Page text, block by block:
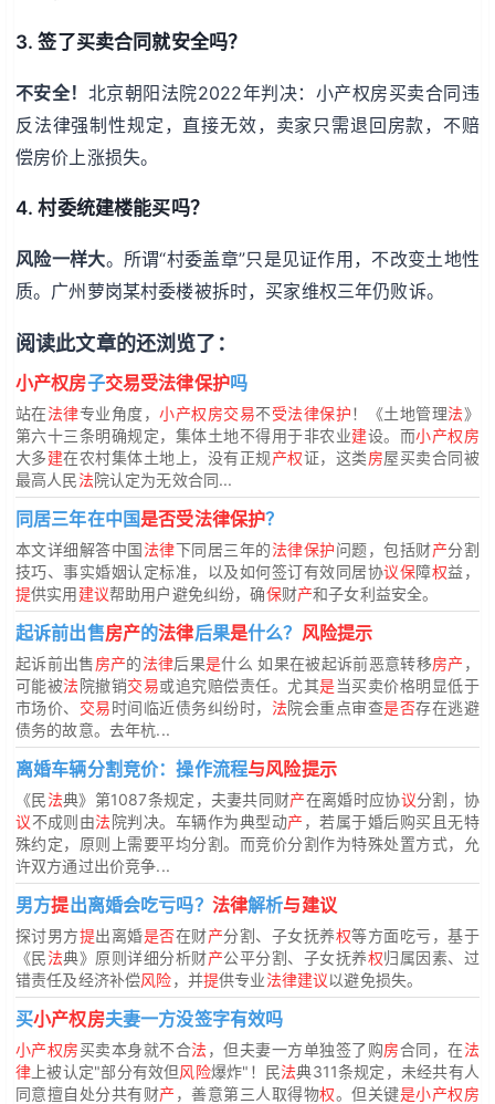
3. 签了买卖合同就安全吗？
不安全！ 北京朝阳法院2022年判决：小产权房买卖合同违
反法律强制性规定，直接无效，卖家只需退回房款，不赔
偿房价上涨损失。
4. 村委统建楼能买吗？
风险一样大。所谓“村委盖章”只是见证作用，不改变土地性
质。广州萝岗某村委楼被拆时，买家维权三年仍败诉。
阅读此文章的还浏览了：
小产权房子交易受法律保护吗
站在法律专业角度，小产权房交易不受法律保护！《土地管理法》
第六十三条明确规定，集体土地不得用于非农业建设。而小产权房
大多建在农村集体土地上，没有正规产权证，这类房屋买卖合同被
最高人民法院认定为无效合同...
同居三年在中国是否受法律保护？
本文详细解答中国法律下同居三年的法律保护问题，包括财产分割
技巧、事实婚姻认定标准，以及如何签订有效同居协议保障权益，
提供实用建议帮助用户避免纠纷，确保财产和子女利益安全。
起诉前出售房产的法律后果是什么？ 风险提示
起诉前出售房产的法律后果是什么 如果在被起诉前恶意转移房产 ，
可能被法院撤销交易或追究赔偿责任。尤其是当买卖价格明显低于
市场价、 交易时间临近债务纠纷时， 法院会重点审查是否存在逃避
债务的故意。去年杭...
离婚车辆分割竞价：操作流程与风险提示
《民法典》第1087条规定，夫妻共同财产在离婚时应协议分割，协
议不成则由法院判决。车辆作为典型动产 ，若属于婚后购买且无特
殊约定，原则上需要平均分割。而竞价分割作为特殊处置方式，允
许双方通过出价竞争...
男方提出离婚会吃亏吗？ 法律解析与建议
探讨男方提出离婚是否在财产分割、子女抚养权等方面吃亏，基于
《民法典》原则详细分析财产公平分割、子女抚养权归属因素、过
错责任及经济补偿风险，并提供专业法律建议以避免损失。
买小产权房夫妻一方没签字有效吗
小产权房买卖本身就不合法，但夫妻一方单独签了购房合同，在法
律 上被认定"部分有效但风险爆炸"！民法典311条规定，未经共有人
同意擅自处分共有财产 ，善意第三人取得物权。但关键是小产权房